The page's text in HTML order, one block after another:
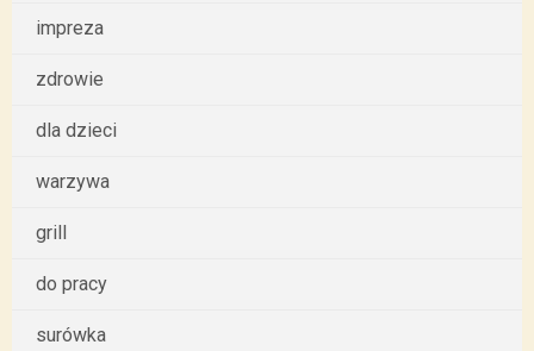
impreza
zdrowie
dla dzieci
warzywa
grill
do pracy
surówka